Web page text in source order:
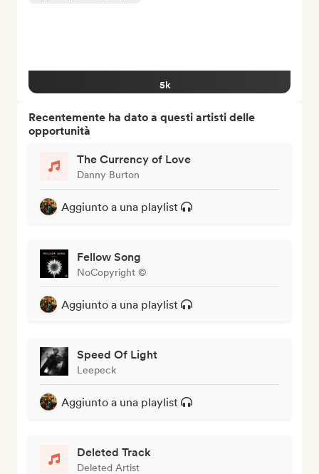
5k
Recentemente ha dato a questi artisti delle
opportunità
The Currency of Love
Danny Burton
Aggiunto a una playlist
Fellow Song
NoCopyright ©
Aggiunto a una playlist
Speed Of Light
Leepeck
Aggiunto a una playlist
Deleted Track
Deleted Artist